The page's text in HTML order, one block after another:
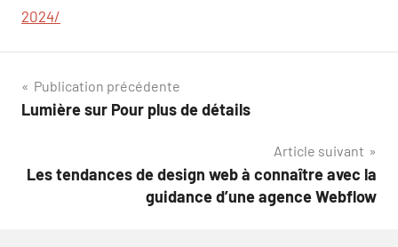
2024/
Navigation
de
Publication précédente
Lumière sur Pour plus de détails
Article suivant
Les tendances de design web à connaître avec la
guidance d’une agence Webflow